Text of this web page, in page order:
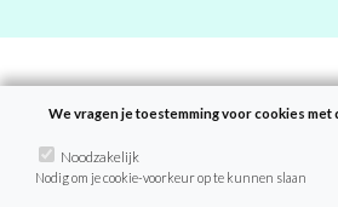
Zoek recept
We vragen je toestemming voor cookies
Noodzakelijk
Nodig om je cookie-voorkeur op te kunnen slaan